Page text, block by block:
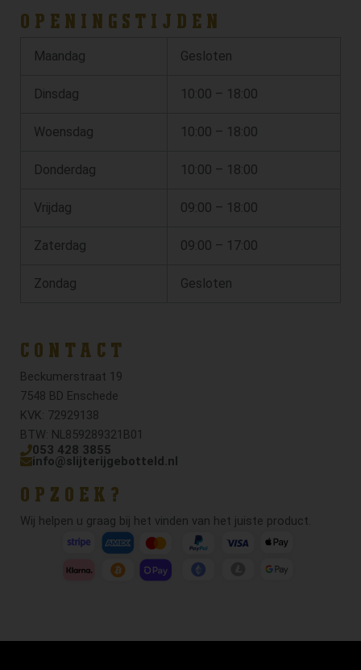
OPENINGSTIJDEN
Maandag Gesloten
Dinsdag 10:00 – 18:00
Woensdag 10:00 – 18:00
Donderdag 10:00 – 18:00
Vrijdag 09:00 – 18:00
Zaterdag 09:00 – 17:00
Zondag Gesloten
CONTACT
Beckumerstraat 19
7548 BD Enschede
KVK: 72929138
BTW: NL859289321B01
053 428 3855
info@slijterijgebotteld.nl
OPZOEK?
Wij helpen u graag bij het vinden van het juiste product.